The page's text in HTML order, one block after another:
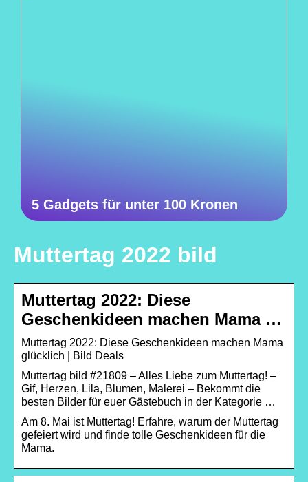
5 Gadgets für unter 100 Kronen
Muttertag 2022 bild
Muttertag 2022: Diese
Geschenkideen machen Mama …
Muttertag 2022: Diese Geschenkideen machen Mama
glücklich | Bild Deals
Muttertag bild #21809 – Alles Liebe zum Muttertag! –
Gif, Herzen, Lila, Blumen, Malerei – Bekommt die
besten Bilder für euer Gästebuch in der Kategorie …
Am 8. Mai ist Muttertag! Erfahre, warum der Muttertag
gefeiert wird und finde tolle Geschenkideen für die
Mama.